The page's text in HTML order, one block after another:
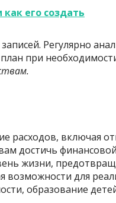
его создать
Регулярно
при
расходов, включая
достичь
жизни,
возможности для
образование